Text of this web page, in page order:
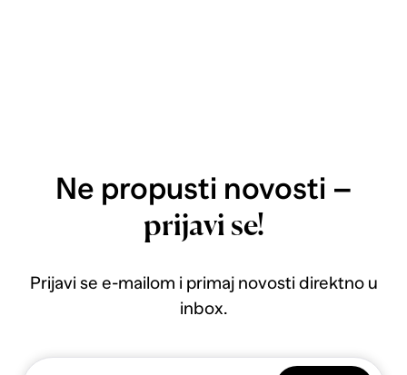
Ne propusti novosti –
prijavi se!
Prijavi se e-mailom i primaj novosti direktno u
inbox.